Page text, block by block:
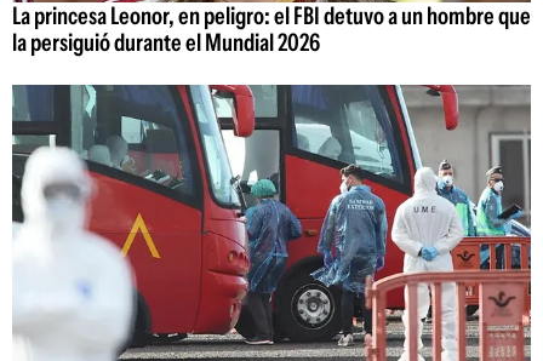
La princesa Leonor, en peligro: el FBI detuvo a un hombre que
la persiguió durante el Mundial 2026